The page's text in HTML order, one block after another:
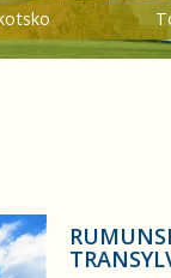
Drákulova